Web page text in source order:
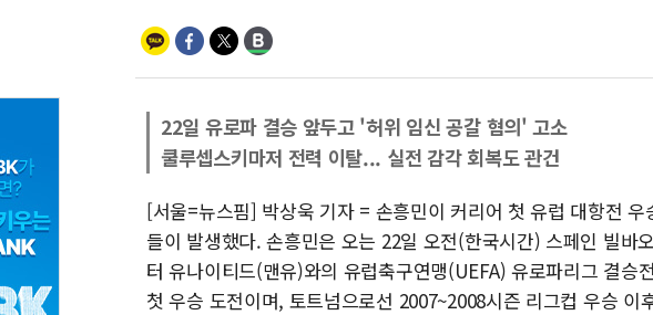
22일 유로파 결승 앞두고 '허위 임신 공갈 혐의' 고소
쿨루셉스키마저 전력 이탈... 실전 감각 회복도 관건
[서울=뉴스핌] 박상욱 기자 = 손흥민이 커리어 첫 유럽 대항전
들이 발생했다. 손흥민은 오는 22일 오전(한국시간) 스페인 빌바
터 유나이티드(맨유)와의 유럽축구연맹(UEFA) 유로파리그 결승
첫 우승 도전이며, 토트넘으로선 2007~2008시즌 리그컵 우승 이